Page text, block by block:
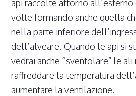
api raccolte attorno all’esterno
volte formando anche quella
nella parte inferiore
dell’alveare. Quando le api si
vedrai anche “sventolare” le
raffreddare la temperatura
aumentare la ventilazione.